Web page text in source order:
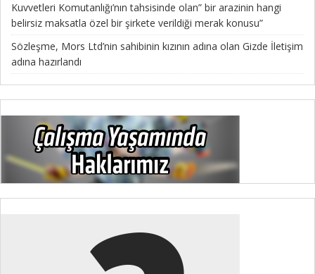
Kuvvetleri Komutanlığı’nın tahsisinde olan” bir arazinin hangi
belirsiz maksatla özel bir şirkete verildiği merak konusu”
Sözleşme, Mors Ltd’nin sahibinin kızının adına olan Gizde İletişim
adına hazırlandı